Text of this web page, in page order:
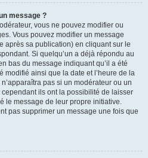
message ?
vous ne pouvez modifier ou
Vous pouvez modifier un message
après sa publication) en cliquant sur le
Si quelqu’un a déjà répondu au
bas du message indiquant qu’il a été
modifié ainsi que la date et l’heure de la
pas si un modérateur ou un
ils ont la possibilité de laisser
le message de leur propre initiative.
pas supprimer un message une fois que